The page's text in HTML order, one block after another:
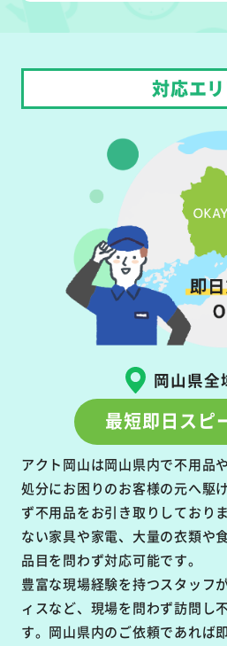
対応エ
岡山県全
最短即日スピ
アクト岡山は岡山県内で不用品
処分にお困りのお客様の元へ駆
ず不用品をお引き取りしており
ない家具や家電、大量の衣類や
品目を問わず対応可能です。
豊富な現場経験を持つスタッフ
ィスなど、現場を問わず訪問し
す。岡山県内のご依頼であれば